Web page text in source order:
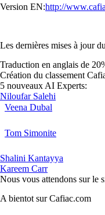
Version EN:http://
Les dernières mises à jour
Traduction en anglais de
Création du classement
5 nouveaux AI Experts:
Niloufar Salehi
Veena Dubal
Tom Simonite
Shalini Kantayya
Kareem Carr
Nous vous attendons sur le
A bientot sur Cafiac.com